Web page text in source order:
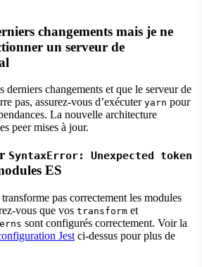
changements mais je ne
un serveur de
derniers changements et que le serveur de
pas, assurez-vous d’exécuter yarn pour
La nouvelle architecture
peer mises à jour.
SyntaxError: Unexpected token
ES
pas correctement les modules
vous que vos transform et
sont configurés correctement. Voir la
Jest ci-dessus pour plus de